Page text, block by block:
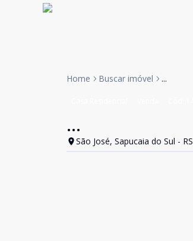
Home Buscar imóvel ...
...
São José, Sapucaia do Sul - RS